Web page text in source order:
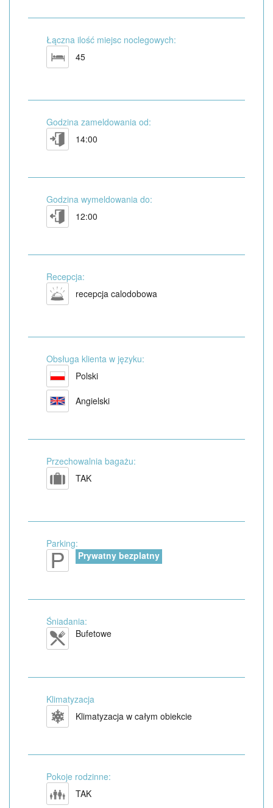
Łączna ilość miejsc noclegowych:
45
Godzina zameldowania od:
14:00
Godzina wymeldowania do:
12:00
Recepcja:
recepcja calodobowa
Obsługa klienta w języku:
Polski
Angielski
Przechowalnia bagażu:
TAK
Parking:
Prywatny bezplatny
Śniadania:
Bufetowe
Klimatyzacja
Klimatyzacja w całym obiekcie
Pokoje rodzinne:
TAK